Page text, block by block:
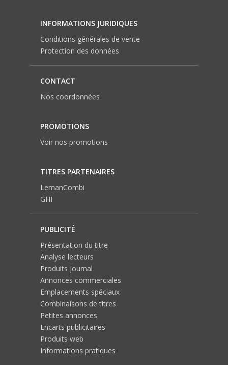
INFORMATIONS JURIDIQUES
Conditions générales de vente
Protection des données
CONTACT
Nos coordonnées
PROMOTIONS
Voir nos promotions
TITRES PARTENAIRES
LemanCombi
GHI
PUBLICITÉ
Présentation du titre
Analyse lecteurs
Produits journal
Annonces commerciales
Emplacements spéciaux
Combinaisons de titres
Petites annonces
Encarts publicitaires
Produits web
Informations pratiques